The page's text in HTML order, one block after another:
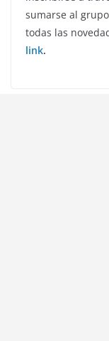
sumarse al
todas las
link.